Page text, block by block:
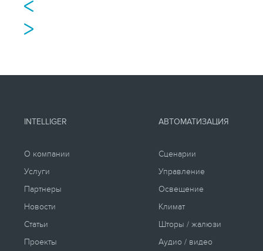
INTELLIGER
О компании
Услуги
Партнеры
Новости
Статьи
Проекты
АВТОМАТИЗАЦИЯ
Сценарии
Управление
Освещение
Климат
Шторы / жалюзи
Аудио / видео